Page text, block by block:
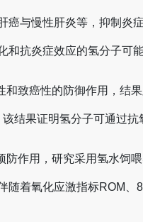
与慢性肝炎等，抑制
抗炎症效应的氢分子可
致癌性的防御作用，结
结果证明氢分子可通过
作用，研究采用氢水
着氧化应激指标ROM